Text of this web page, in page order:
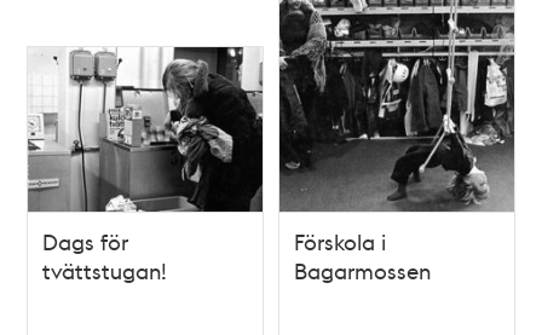
Dags för
tvättstugan!
Förskola i
Bagarmossen